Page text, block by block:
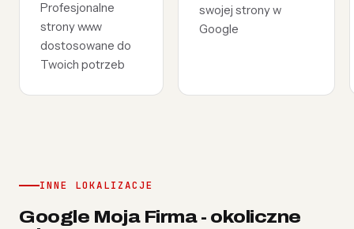
Profesjonalne
strony www
dostosowane do
Twoich potrzeb
swojej strony w
Google
INNE LOKALIZACJE
Google Moja Firma - okoliczne